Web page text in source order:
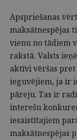
Apspriešanas
maksātnespējas
vienu no tādiem
rakstā. Valsts
aktīvi vēršas
ieguvējiem, ja ir
pāreju. Tas ir
interešu
iesaistītajiem
maksātnespējas